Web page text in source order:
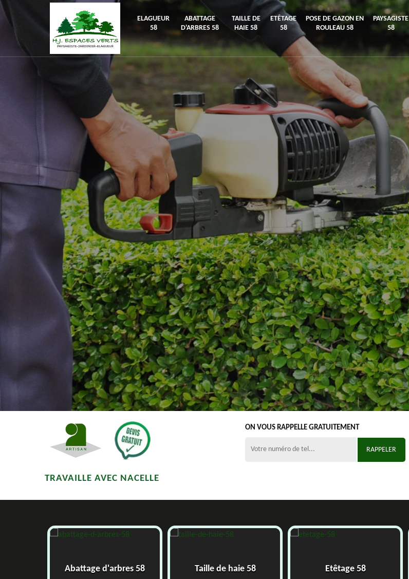
ELAGUEUR
58
ABATTAGE
D'ARBRES 58
TAILLE DE
HAIE 58
ETÊTAGE
58
POSE DE GAZON EN
ROULEAU 58
PAYSAGISTE
58
TRAVAILLE AVEC NACELLE
ON VOUS RAPPELLE GRATUITEMENT
Abattage d'arbres 58 Taille de haie 58 Etêtage 58